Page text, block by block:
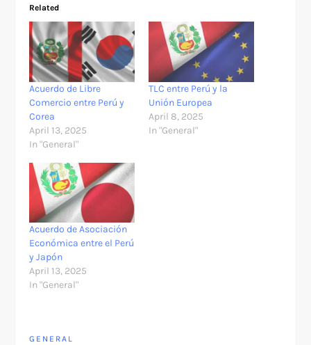
Related
Acuerdo de Libre
Comercio entre Perú y
Corea
April 13, 2025
In "General"
TLC entre Perú y la
Unión Europea
April 8, 2025
In "General"
Acuerdo de Asociación
Económica entre el Perú
y Japón
April 13, 2025
In "General"
GENERAL